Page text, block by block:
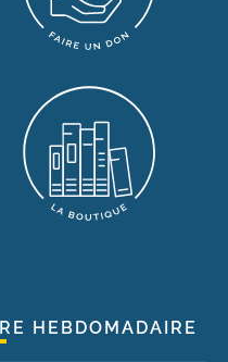
HEBDOMADAIRE